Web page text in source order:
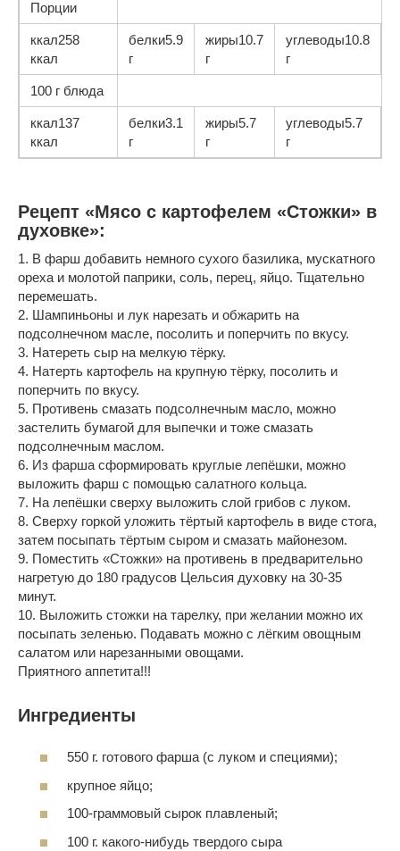
Порции
ккал258
ккал
белки5.9
г
жиры10.7
г
углеводы10.8
г
100 г блюда
ккал137
ккал
белки3.1
г
жиры5.7
г
углеводы5.7
г
Рецепт «Мясо с картофелем «Стожки» в
духовке»:
1. В фарш добавить немного сухого базилика, мускатного
ореха и молотой паприки, соль, перец, яйцо. Тщательно
перемешать.
2. Шампиньоны и лук нарезать и обжарить на
подсолнечном масле, посолить и поперчить по вкусу.
3. Натереть сыр на мелкую тёрку.
4. Натерть картофель на крупную тёрку, посолить и
поперчить по вкусу.
5. Противень смазать подсолнечным масло, можно
застелить бумагой для выпечки и тоже смазать
подсолнечным маслом.
6. Из фарша сформировать круглые лепёшки, можно
выложить фарш с помощью салатного кольца.
7. На лепёшки сверху выложить слой грибов с луком.
8. Сверху горкой уложить тёртый картофель в виде стога,
затем посыпать тёртым сыром и смазать майонезом.
9. Поместить «Стожки» на противень в предварительно
нагретую до 180 градусов Цельсия духовку на 30-35
минут.
10. Выложить стожки на тарелку, при желании можно их
посыпать зеленью. Подавать можно с лёгким овощным
салатом или нарезанными овощами.
Приятного аппетита!!!
Ингредиенты
550 г. готового фарша (с луком и специями);
крупное яйцо;
100-граммовый сырок плавленый;
100 г. какого-нибудь твердого сыра